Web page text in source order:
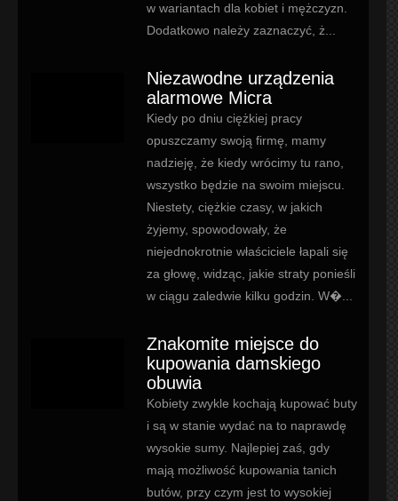
w wariantach dla kobiet i mężczyzn.
Dodatkowo należy zaznaczyć, ż...
Niezawodne urządzenia
alarmowe Micra
Kiedy po dniu ciężkiej pracy
opuszczamy swoją firmę, mamy
nadzieję, że kiedy wrócimy tu rano,
wszystko będzie na swoim miejscu.
Niestety, ciężkie czasy, w jakich
żyjemy, spowodowały, że
niejednokrotnie właściciele łapali się
za głowę, widząc, jakie straty ponieśli
w ciągu zaledwie kilku godzin. W�...
Znakomite miejsce do
kupowania damskiego
obuwia
Kobiety zwykle kochają kupować buty
i są w stanie wydać na to naprawdę
wysokie sumy. Najlepiej zaś, gdy
mają możliwość kupowania tanich
butów, przy czym jest to wysokiej